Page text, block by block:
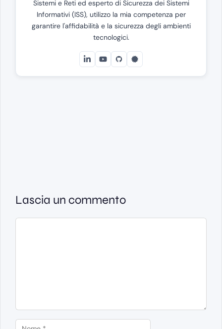
Sistemi e Reti ed esperto di Sicurezza dei Sistemi
Informativi (ISS), utilizzo la mia competenza per
garantire l'affidabilità e la sicurezza degli ambienti
tecnologici.
Lascia un commento
Commento
Nome